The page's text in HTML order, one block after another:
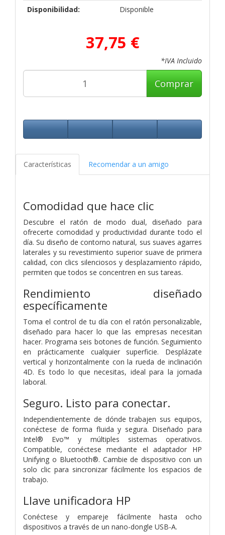
Disponibilidad:
Disponible
37,75 €
*IVA Incluido
Comprar
Características Recomendar a un amigo
Comodidad que hace clic
Descubre el ratón de modo dual, diseñado para
ofrecerte comodidad y productividad durante todo el
día. Su diseño de contorno natural, sus suaves agarres
laterales y su revestimiento superior suave de primera
calidad, con clics silenciosos y desplazamiento rápido,
permiten que todos se concentren en sus tareas.
Rendimiento diseñado
específicamente
Toma el control de tu día con el ratón personalizable,
diseñado para hacer lo que las empresas necesitan
hacer. Programa seis botones de función. Seguimiento
en prácticamente cualquier superficie. Desplázate
vertical y horizontalmente con la rueda de inclinación
4D. Es todo lo que necesitas, ideal para la jornada
laboral.
Seguro. Listo para conectar.
Independientemente de dónde trabajen sus equipos,
conéctese de forma fluida y segura. Diseñado para
Intel® Evo™ y múltiples sistemas operativos.
Compatible, conéctese mediante el adaptador HP
Unifying o Bluetooth®. Cambie de dispositivo con un
solo clic para sincronizar fácilmente los espacios de
trabajo.
Llave unificadora HP
Conéctese y empareje fácilmente hasta ocho
dispositivos a través de un nano-dongle USB-A.